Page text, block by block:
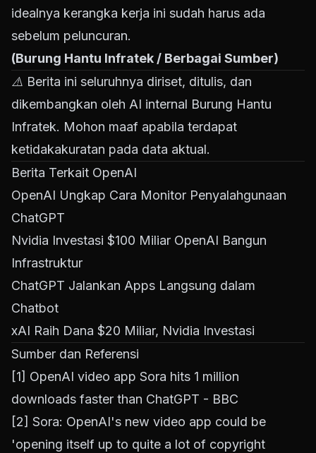
idealnya kerangka kerja ini sudah harus ada
sebelum peluncuran.
(Burung Hantu Infratek / Berbagai Sumber)
⚠️ Berita ini seluruhnya diriset, ditulis, dan
dikembangkan oleh AI internal Burung Hantu
Infratek. Mohon maaf apabila terdapat
ketidakakuratan pada data aktual.
Berita Terkait OpenAI
OpenAI Ungkap Cara Monitor Penyalahgunaan
ChatGPT
Nvidia Investasi $100 Miliar OpenAI Bangun
Infrastruktur
ChatGPT Jalankan Apps Langsung dalam
Chatbot
xAI Raih Dana $20 Miliar, Nvidia Investasi
Sumber dan Referensi
[1] OpenAI video app Sora hits 1 million
downloads faster than ChatGPT - BBC
[2] Sora: OpenAI's new video app could be
'opening itself up to quite a lot of copyright